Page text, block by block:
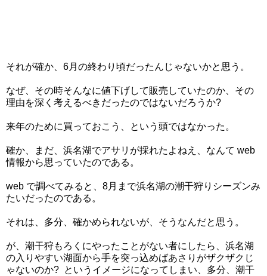
それが確か、6月の終わり頃だったんじゃないかと思う。
なぜ、その時そんなに値下げして販売していたのか、その
理由を深く考えるべきだったのではないだろうか?
来年のために買っておこう、という頭ではなかった。
確か、まだ、浜名湖でアサリが採れたよねえ、なんて web
情報から思っていたのである。
web で調べてみると、8月まで浜名湖の潮干狩りシーズンみ
たいだったのである。
それは、多分、確かめられないが、そうなんだと思う。
が、潮干狩もろくにやったことがない者にしたら、浜名湖
の入りやすい湖面から手を突っ込めばあさりがザクザクじ
ゃないのか? というイメージになってしまい、多分、潮干